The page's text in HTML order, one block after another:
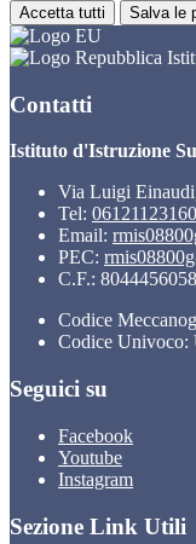
Accetta tutti Salva le
Contatti
Istituto d'Istruzione
Via Luigi
Tel: 06121123160
Email:
PEC:
C.F.:
Codice
Codice
Seguici su
Facebook
Youtube
Instagram
Sezione Link Utili